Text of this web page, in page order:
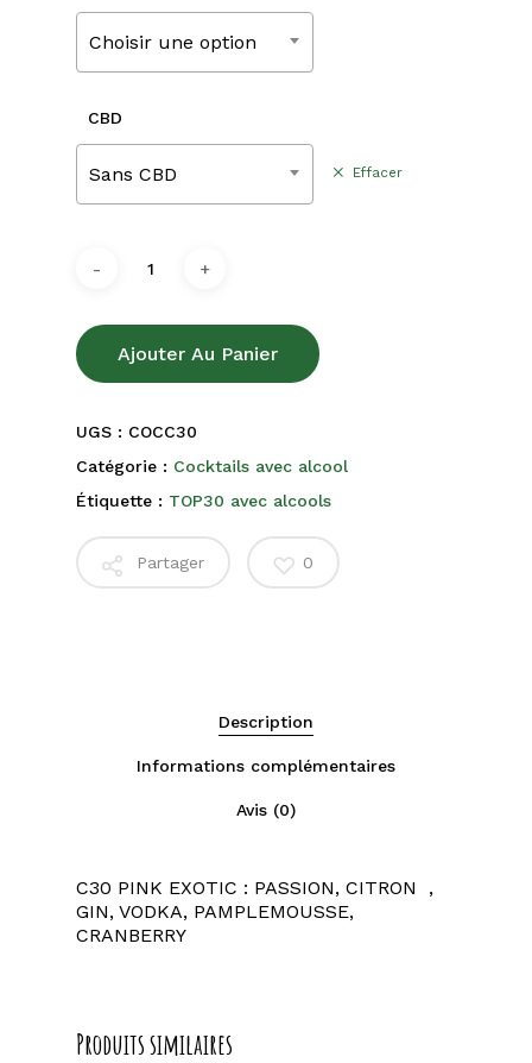
Choisir une option
CBD
Sans CBD Effacer
Ajouter Au Panier
UGS : COCC30
Catégorie : Cocktails avec alcool
Étiquette : TOP30 avec alcools
Partager 0
Description
Informations complémentaires
Avis (0)
C30 PINK EXOTIC : PASSION, CITRON ,
GIN, VODKA, PAMPLEMOUSSE,
CRANBERRY
Produits similaires